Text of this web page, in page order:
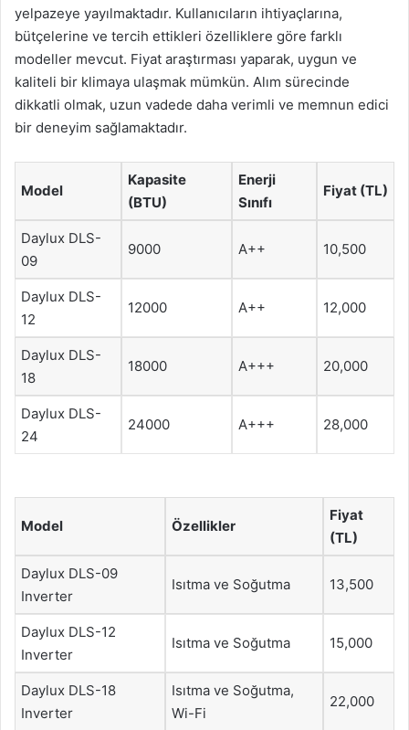
yelpazeye yayılmaktadır. Kullanıcıların ihtiyaçlarına,
bütçelerine ve tercih ettikleri özelliklere göre farklı
modeller mevcut. Fiyat araştırması yaparak, uygun ve
kaliteli bir klimaya ulaşmak mümkün. Alım sürecinde
dikkatli olmak, uzun vadede daha verimli ve memnun edici
bir deneyim sağlamaktadır.
Model
Kapasite
(BTU)
Enerji
Sınıfı
Fiyat (TL)
Daylux DLS-
09
9000 A++ 10,500
Daylux DLS-
12
12000 A++ 12,000
Daylux DLS-
18
18000 A+++ 20,000
Daylux DLS-
24
24000 A+++ 28,000
Model Özellikler
Fiyat
(TL)
Daylux DLS-09
Inverter
Isıtma ve Soğutma 13,500
Daylux DLS-12
Inverter
Isıtma ve Soğutma 15,000
Daylux DLS-18
Inverter
Isıtma ve Soğutma,
Wi-Fi
22,000